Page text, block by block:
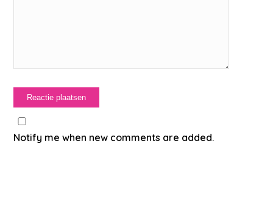
Notify me when new comments are added.